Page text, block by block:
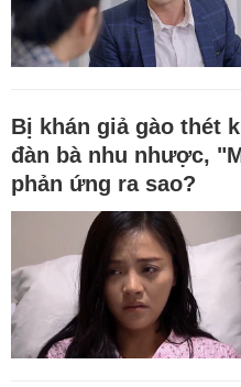
Bị khán giả gào thét
đàn bà nhu nhược,
phản ứng ra sao?